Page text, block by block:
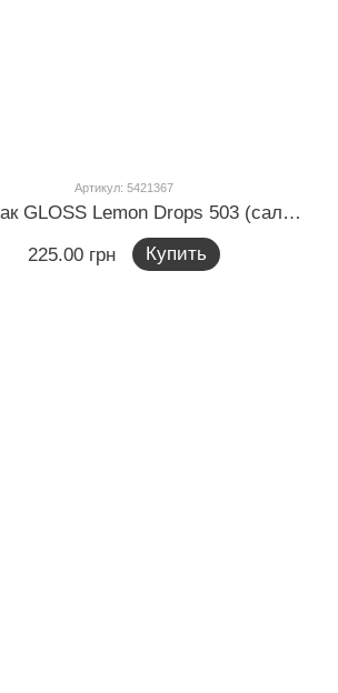
Артикул: 5421367
Гель-лак GLOSS Lemon Drops 503 (салатовый неоновый), 11 мл
225.00 грн
Купить